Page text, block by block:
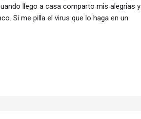
llego a casa comparto mis alegrias y
Si me pilla el virus que lo haga en un